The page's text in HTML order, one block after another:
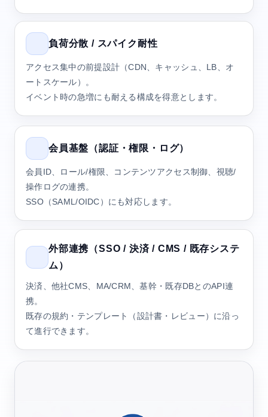
負荷分散 / スパイク耐性
アクセス集中の前提設計（CDN、キャッシュ、LB、オ
ートスケール）。
イベント時の急増にも耐える構成を得意とします。
会員基盤（認証・権限・ログ）
会員ID、ロール/権限、コンテンツアクセス制御、視聴/
操作ログの連携。
SSO（SAML/OIDC）にも対応します。
外部連携（SSO / 決済 / CMS / 既存システ
ム）
決済、他社CMS、MA/CRM、基幹・既存DBとのAPI連
携。
既存の規約・テンプレート（設計書・レビュー）に沿っ
て進行できます。